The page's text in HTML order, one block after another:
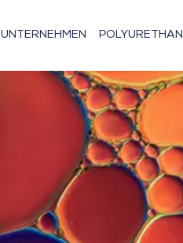
UNTERNEHMEN POLYURETHAN